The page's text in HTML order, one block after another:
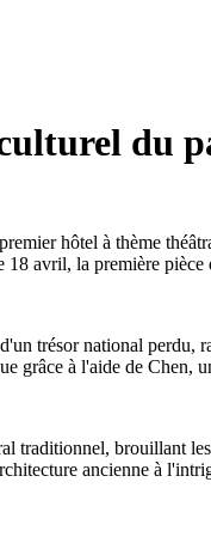
du
hôtel à thème
18 avril, la première
trésor national perdu,
grâce à l'aide de Chen,
traditionnel, brouillant
ancienne à